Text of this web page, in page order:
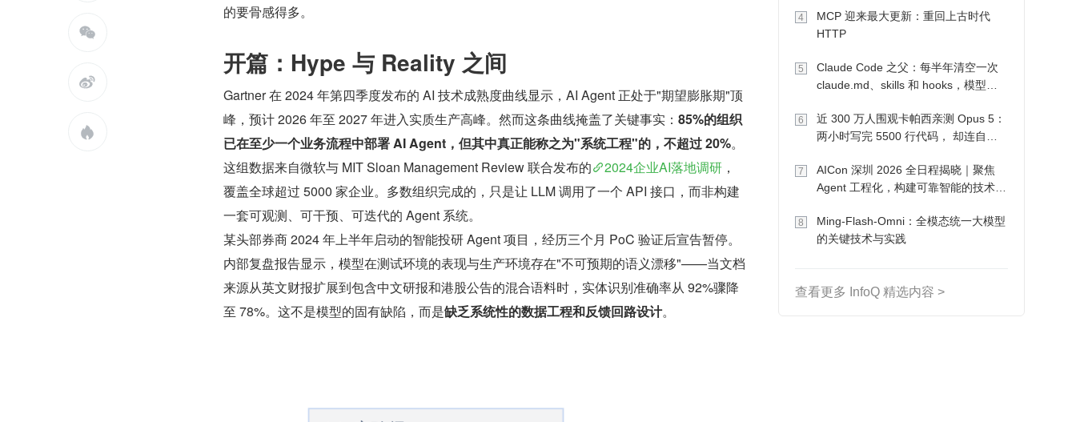



的要骨感得多。
开篇：Hype 与 Reality 之间
Gartner 在 2024 年第四季度发布的 AI 技术成熟度曲线显示，AI Agent 正处于"期望膨胀期"顶
峰，预计 2026 年至 2027 年进入实质生产高峰。然而这条曲线掩盖了关键事实： 85%的组织
已在至少一个业务流程中部署 AI Agent，但其中真正能称之为"系统工程"的，不超过 20%。
这组数据来自微软与 MIT Sloan Management Review 联合发布的
2024企业AI落地调研 ，
覆盖全球超过 5000 家企业。多数组织完成的，只是让 LLM 调用了一个 API 接口，而非构建
一套可观测、可干预、可迭代的 Agent 系统。
某头部券商 2024 年上半年启动的智能投研 Agent 项目，经历三个月 PoC 验证后宣告暂停。
内部复盘报告显示，模型在测试环境的表现与生产环境存在"不可预期的语义漂移"——当文档
来源从英文财报扩展到包含中文研报和港股公告的混合语料时，实体识别准确率从 92%骤降
至 78%。这不是模型的固有缺陷，而是缺乏系统性的数据工程和反馈回路设计。
4
MCP 迎来最大更新：重回上古时代
HTTP
5
Claude Code 之父：每半年清空一次
claude.md、skills 和 hooks，模型自
6
近 300 万人围观卡帕西亲测 Opus 5：
两小时写完 5500 行代码， 却连自己
7
AICon 深圳 2026 全日程揭晓｜聚焦
Agent 工程化，构建可靠智能的技术路
8
Ming-Flash-Omni：全模态统一大模型
的关键技术与实践
查看更多 InfoQ 精选内容 >